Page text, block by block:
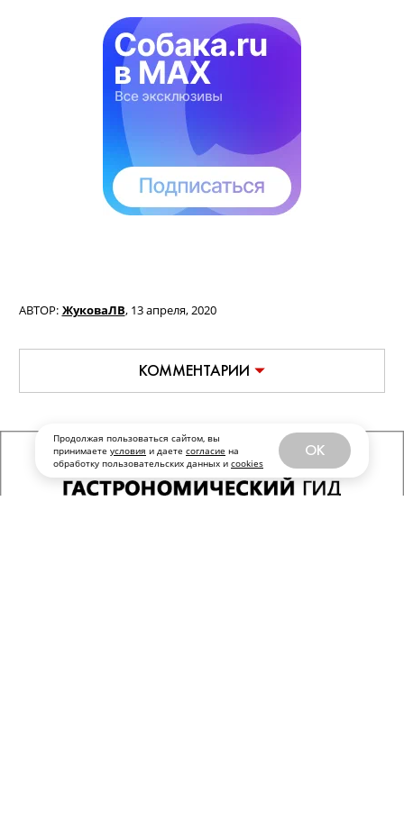
Продолжая пользоваться сайтом, вы
принимаете условия и даете согласие на
обработку пользовательских данных и cookies
OK
АВТОР: ЖуковаЛВ, 13 апреля, 2020
КОММЕНТАРИИ